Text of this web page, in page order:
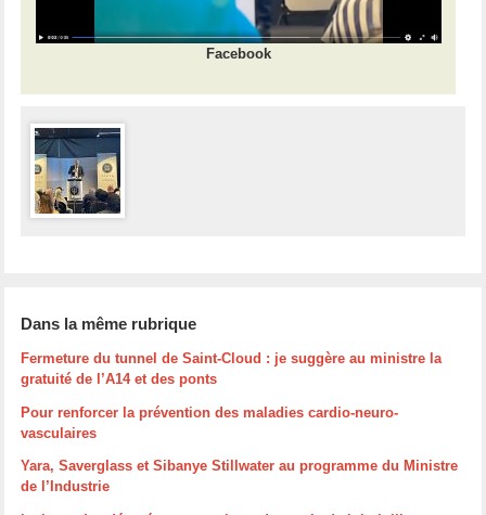
Facebook
Dans la même rubrique
Fermeture du tunnel de Saint-Cloud : je suggère au ministre la
gratuité de l’A14 et des ponts
Pour renforcer la prévention des maladies cardio-neuro-
vasculaires
Yara, Saverglass et Sibanye Stillwater au programme du Ministre
de l’Industrie